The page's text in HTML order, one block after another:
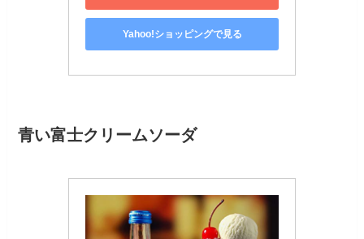
Yahoo!ショッピングで見る
青い富士クリームソーダ